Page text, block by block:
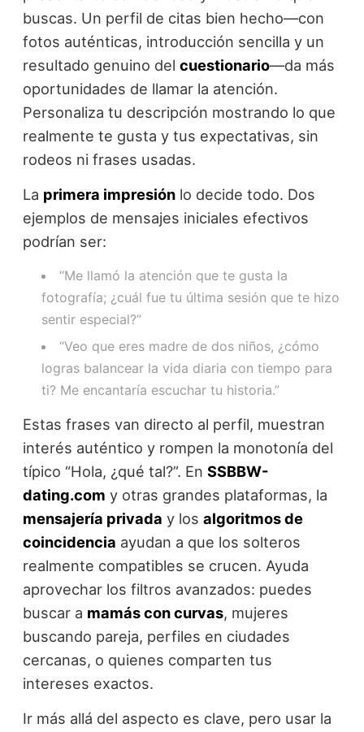
buscas. Un perfil de citas bien hecho—con
fotos auténticas, introducción sencilla y un
resultado genuino del cuestionario—da más
oportunidades de llamar la atención.
Personaliza tu descripción mostrando lo que
realmente te gusta y tus expectativas, sin
rodeos ni frases usadas.
La primera impresiónlo decide todo. Dos
ejemplos de mensajes iniciales efectivos
podrían ser:
“Me llamó la atención que te gusta la
fotografía; ¿cuál fue tu última sesión que te hizo
sentir especial?”
“Veo que eres madre de dos niños, ¿cómo
logras balancear la vida diaria con tiempo para
ti? Me encantaría escuchar tu historia.”
Estas frases van directo al perfil, muestran
interés auténtico y rompen la monotonía del
típico “Hola, ¿qué tal?”. En SSBBW-
dating.com y otras grandes plataformas, la
mensajería privada y los algoritmos de
coincidencia ayudan a que los solteros
realmente compatibles se crucen. Ayuda
aprovechar los filtros avanzados: puedes
buscar a mamás con curvas, mujeres
buscando pareja, perfiles en ciudades
cercanas, o quienes comparten tus
intereses exactos.
Ir más allá del aspecto es clave, pero usar la